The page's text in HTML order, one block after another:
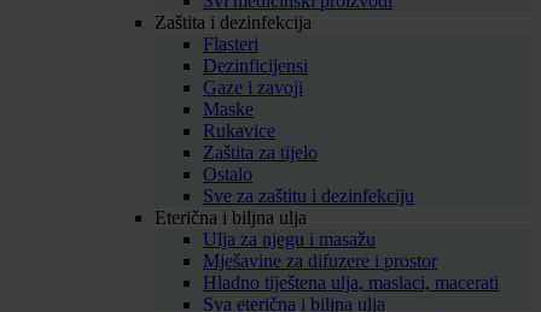
Zaštita i dezinfekcija
Flasteri
Dezinficijensi
Gaze i zavoji
Maske
Rukavice
Zaštita za tijelo
Ostalo
Sve za zaštitu i dezinfekciju
Eterična i biljna ulja
Ulja za njegu i masažu
Mješavine za difuzere i prostor
Hladno tiještena ulja, maslaci, macerati
Sva eterična i biljna ulja